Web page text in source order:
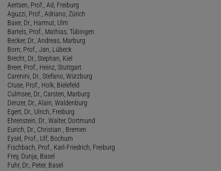
Aertsen, Prof., Ad, Freiburg
Aguzzi, Prof., Adriano, Zürich
Baier, Dr., Harmut, Ulm
Bartels, Prof., Mathias, Tübingen
Becker, Dr., Andreas, Marburg
Born, Prof., Jan, Lübeck
Brecht, Dr., Stephan, Kiel
Breer, Prof., Heinz, Stuttgart
Carenini, Dr., Stefano, Würzburg
Cruse, Prof., Holk, Bielefeld
Culmsee, Dr., Carsten, Marburg
Denzer, Dr., Alain, Waldenburg
Egert, Dr., Ulrich, Freiburg
Ehrenstein, Dr., Walter, Dortmund
Eurich, Dr., Christian , Bremen
Eysel, Prof., Ulf, Bochum
Fischbach, Prof., Karl-Friedrich, Freiburg
Frey, Dunja, Basel
Fuhr, Dr., Peter, Basel